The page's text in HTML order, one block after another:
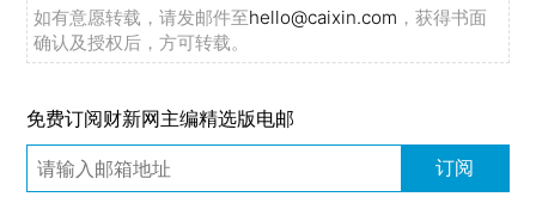
如有意愿转载，请发邮件至hello@caixin.com ，获得书面
确认及授权后，方可转载。
免费订阅财新网主编精选版电邮
订阅